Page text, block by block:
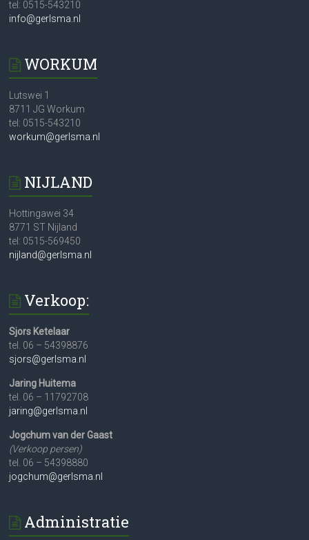
tel: 0515-543210
info@gerlsma.nl
WORKUM
Lutswei 1
8711 JG Workum
tel: 0515-543210
workum@gerlsma.nl
NIJLAND
Hottingawei 34
8771 ST Nijland
tel: 0515-569450
nijland@gerlsma.nl
Verkoop:
Sjors Ketelaar
tel. 06 – 54398876
sjors@gerlsma.nl
Jaring Huitema
tel. 06 – 11792708
jaring@gerlsma.nl
Jogchum van der Gaast
(Verkoop persen)
tel. 06 – 54398880
jogchum@gerlsma.nl
Administratie